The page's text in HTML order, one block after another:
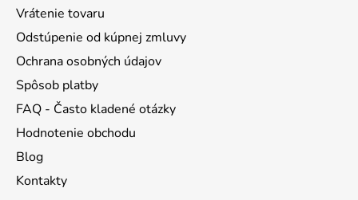
Vrátenie tovaru
Odstúpenie od kúpnej zmluvy
Ochrana osobných údajov
Spôsob platby
FAQ - Často kladené otázky
Hodnotenie obchodu
Blog
Kontakty